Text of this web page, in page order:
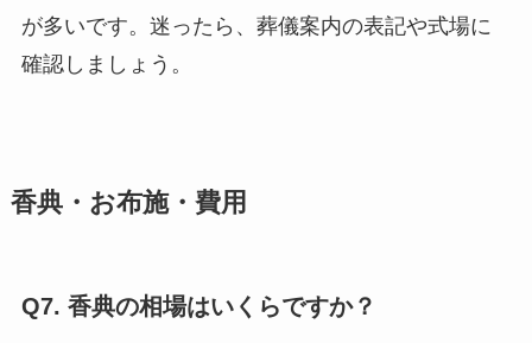
が多いです。迷ったら、葬儀案内の表記や式場に
確認しましょう。
香典・お布施・費用
Q7. 香典の相場はいくらですか？